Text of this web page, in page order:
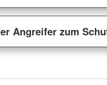
Angreifer zum